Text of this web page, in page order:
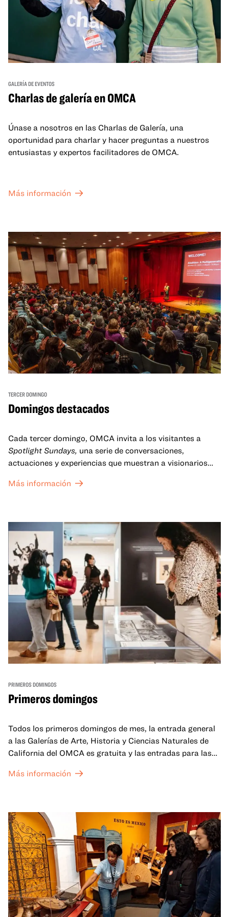
GALERÍA DE EVENTOS
Charlas de galería en OMCA
Únase a nosotros en las Charlas de Galería, una
oportunidad para charlar y hacer preguntas a nuestros
entusiastas y expertos facilitadores de OMCA.
Más información
TERCER DOMINGO
Domingos destacados
Cada tercer domingo, OMCA invita a los visitantes a
Spotlight Sundays, una serie de conversaciones,
actuaciones y experiencias que muestran a visionarios
Más información
PRIMEROS DOMINGOS
Primeros domingos
Todos los primeros domingos de mes, la entrada general
a las Galerías de Arte, Historia y Ciencias Naturales de
California del OMCA es gratuita y las entradas para las
a un precio reducido de 6 $.
Más información